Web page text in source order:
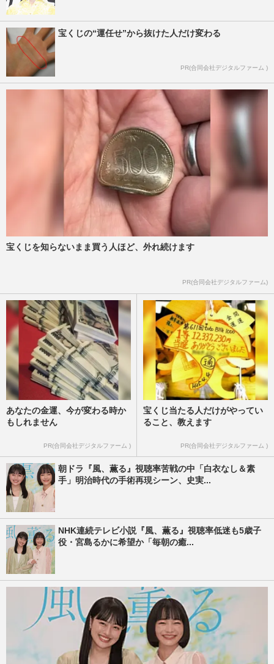
宝くじの“運任せ”から抜けた人だけ変わる
PR(合同会社デジタルファーム )
宝くじを知らないまま買う人ほど、外れ続けます
PR(合同会社デジタルファーム)
あなたの金運、今が変わる時か
もしれません
PR(合同会社デジタルファーム )
宝くじ当たる人だけがやってい
ること、教えます
PR(合同会社デジタルファーム )
朝ドラ『風、薫る』視聴率苦戦の中「白衣なし＆素
手」明治時代の手術再現シーン、史実...
NHK連続テレビ小説『風、薫る』視聴率低迷も5歳子
役・宮島るかに希望か「毎朝の癒...